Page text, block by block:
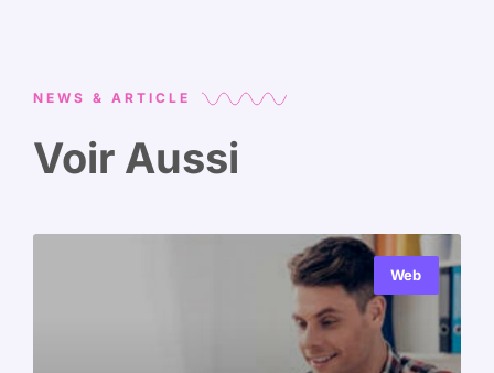
NEWS & ARTICLE
Voir Aussi
Web